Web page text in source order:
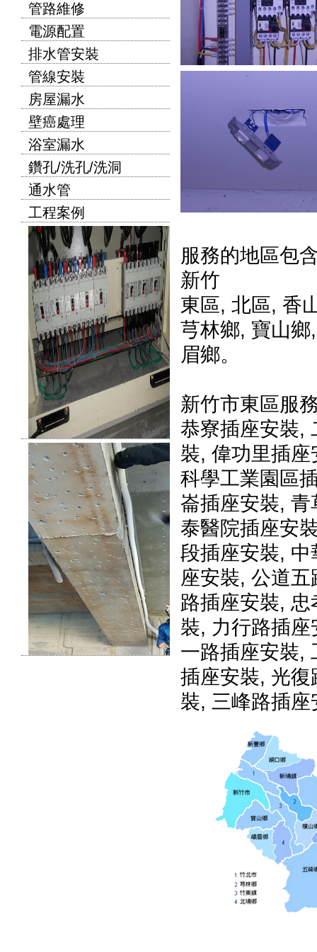
管路維修
電源配置
排水管安裝
管線安裝
房屋漏水
壁癌處理
浴室漏水
鑽孔/洗孔/洗洞
通水管
工程案例
服務的地區包
新竹
東區, 北區, 香
芎林鄉, 寶山鄉
眉鄉。
新竹市東區服
恭寮插座安裝,
裝, 偉功里插座
科學工業園區
崙插座安裝, 青
泰醫院插座安
段插座安裝, 中
座安裝, 公道五
路插座安裝, 忠
裝, 力行路插座
一路插座安裝,
插座安裝, 光復
裝, 三峰路插座